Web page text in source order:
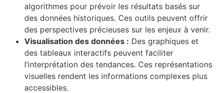
algorithmes pour prévoir les résultats basés sur
des données historiques. Ces outils peuvent offrir
des perspectives précieuses sur les enjeux à venir.
Visualisation des données : Des graphiques et
des tableaux interactifs peuvent faciliter
l’interprétation des tendances. Ces représentations
visuelles rendent les informations complexes plus
accessibles.